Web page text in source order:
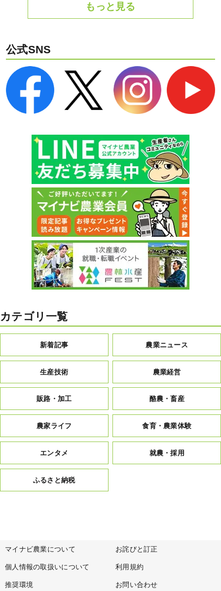
もっと見る
公式SNS
カテゴリ一覧
新着記事 農業ニュース
生産技術 農業経営
販路・加工 酪農・畜産
農家ライフ 食育・農業体験
エンタメ 就農・採用
ふるさと納税
マイナビ農業について お詫びと訂正
個人情報の取扱いについて 利用規約
推奨環境 お問い合わせ